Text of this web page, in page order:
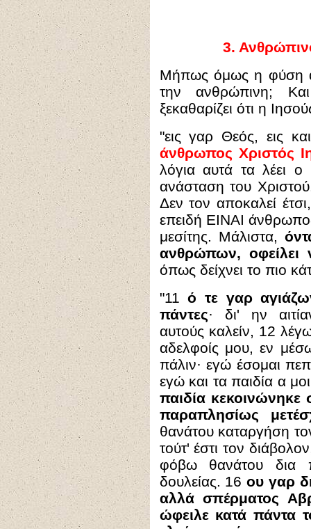
3.
Μήπως όμως η φύση
την ανθρώπινη;
ξεκαθαρίζει ότι η
"εις γαρ Θεός, εις
άνθρωπος Χριστός
λόγια αυτά τα λέει
ανάσταση του
Δεν τον αποκαλεί
επειδή ΕΙΝΑΙ
μεσίτης. Μάλιστα,
ανθρώπων, οφείλει
όπως δείχνει το πιο
"11ό τε γαρ
πάντες· δι' ην
αυτούς καλείν, 12
αδελφοίς μου, εν
πάλιν· εγώ έσομαι
εγώ και τα παιδία α
παιδία κεκοινώνηκε
παραπλησίως
θανάτου καταργήση
τούτ' έστι τον
φόβω θανάτου δια
δουλείας. 16ου γαρ
αλλά σπέρματος
ώφειλε κατά πάντα